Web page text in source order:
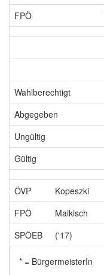
FPÖ
Wahlberechtigt
Abgegeben
Ungültig
Gültig
ÖVP Kopeszki
FPÖ
Maikisch
SPÖEB
('17)
* = BürgermeisterIn